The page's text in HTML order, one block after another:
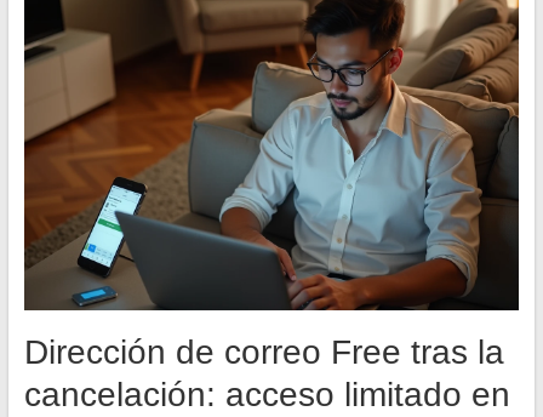
Dirección de correo Free tras la
cancelación: acceso limitado en